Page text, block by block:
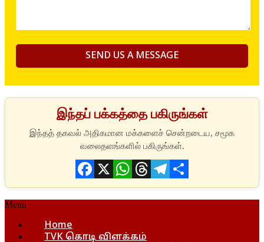
இந்தப் பக்கத்தை பகிருங்கள்
Facebook
X WhatsApp
ThreadsTelegram
Share
Menu
Home
TVK கொடி விளக்கம்